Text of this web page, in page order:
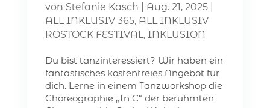
von Stefanie Kasch Aug. 21, 2025|
ALL INKLUSIV 365, ALL INKLUSIV
ROSTOCK FESTIVAL, INKLUSION
Du bist tanzinteressiert? Wir haben ein
fantastisches kostenfreies Angebot für
dich. Lerne in einem Tanzworkshop die
Choreographie „In C“ der berühmten